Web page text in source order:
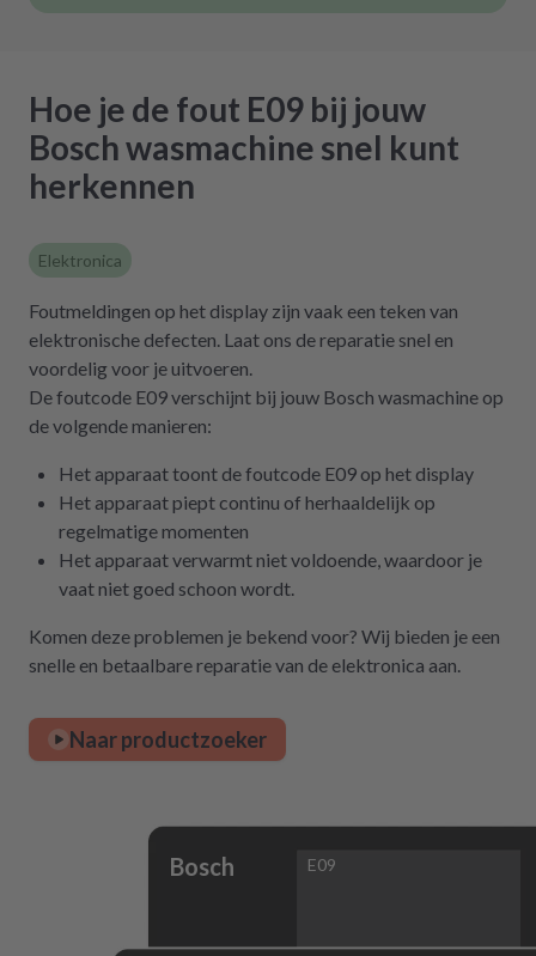
Hoe je de fout E09 bij jouw
Bosch wasmachine snel kunt
herkennen
Elektronica
Foutmeldingen op het display zijn vaak een teken van
elektronische defecten. Laat ons de reparatie snel en
voordelig voor je uitvoeren.
De foutcode E09 verschijnt bij jouw Bosch wasmachine op
de volgende manieren:
Het apparaat toont de foutcode E09 op het display
Het apparaat piept continu of herhaaldelijk op
regelmatige momenten
Het apparaat verwarmt niet voldoende, waardoor je
vaat niet goed schoon wordt.
Komen deze problemen je bekend voor? Wij bieden je een
snelle en betaalbare reparatie van de elektronica aan.
Naar productzoeker
Bosch E09